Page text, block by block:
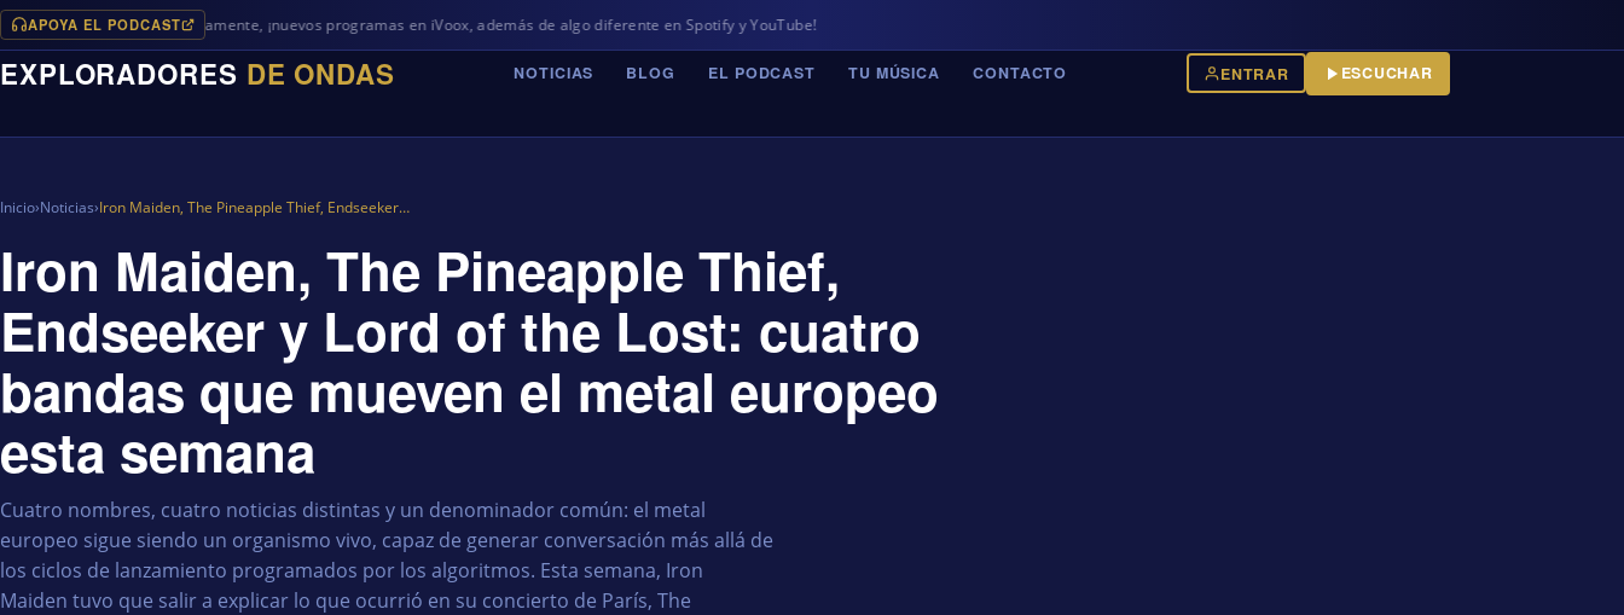
APOYA EL PODCAST
Próximamente, ¡nuevos programas en iVoox, además de algo diferente en Spotify y YouTube!
EXPLORADORES DE ONDAS NOTICIAS BLOG EL PODCAST TU MÚSICA CONTACTO ENTRAR ESCUCHAR
Inicio›Noticias›Iron Maiden, The Pineapple Thief, Endseeker…
Iron Maiden, The Pineapple Thief,
Endseeker y Lord of the Lost: cuatro
bandas que mueven el metal europeo
esta semana
Cuatro nombres, cuatro noticias distintas y un denominador común: el metal
europeo sigue siendo un organismo vivo, capaz de generar conversación más allá de
los ciclos de lanzamiento programados por los algoritmos. Esta semana, Iron
Maiden tuvo que salir a explicar lo que ocurrió en su concierto de París, The